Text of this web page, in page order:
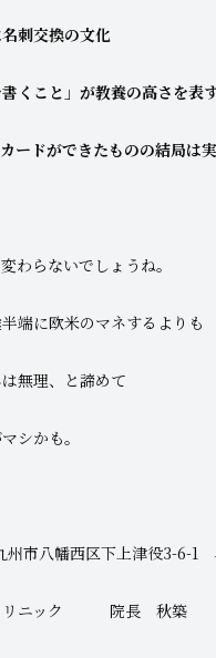
刺交換の文化
くこと」が教養の高さを表
カードができたものの結局は
わらないでしょうね。
端に欧米のマネするよりも
無理、と諦めて
シかも。
市八幡西区下上津役3-6-1
クリニック 院長 秋築